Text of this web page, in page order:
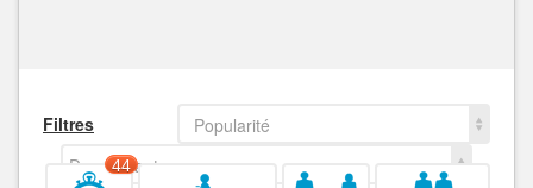
Filtres
Popularité
Decroissant
44